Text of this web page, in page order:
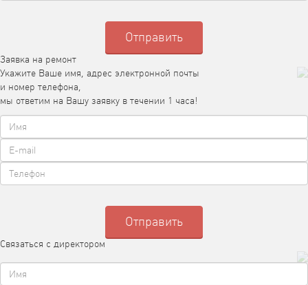
Заявка на ремонт
Укажите Ваше имя, адрес электронной почты
и номер телефона,
мы ответим на Вашу заявку в течении 1 часа!
Связаться с директором